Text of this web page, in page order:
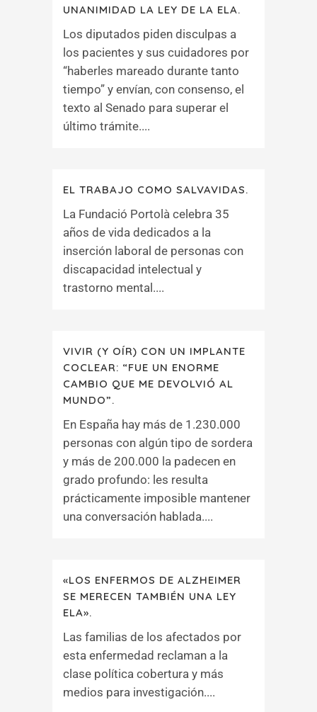
UNANIMIDAD LA LEY DE LA ELA.
Los diputados piden disculpas a
los pacientes y sus cuidadores por
“haberles mareado durante tanto
tiempo” y envían, con consenso, el
texto al Senado para superar el
último trámite....
EL TRABAJO COMO SALVAVIDAS.
La Fundació Portolà celebra 35
años de vida dedicados a la
inserción laboral de personas con
discapacidad intelectual y
trastorno mental....
VIVIR (Y OÍR) CON UN IMPLANTE
COCLEAR: “FUE UN ENORME
CAMBIO QUE ME DEVOLVIÓ AL
MUNDO”.
En España hay más de 1.230.000
personas con algún tipo de sordera
y más de 200.000 la padecen en
grado profundo: les resulta
prácticamente imposible mantener
una conversación hablada....
«LOS ENFERMOS DE ALZHEIMER
SE MERECEN TAMBIÉN UNA LEY
ELA».
Las familias de los afectados por
esta enfermedad reclaman a la
clase política cobertura y más
medios para investigación....